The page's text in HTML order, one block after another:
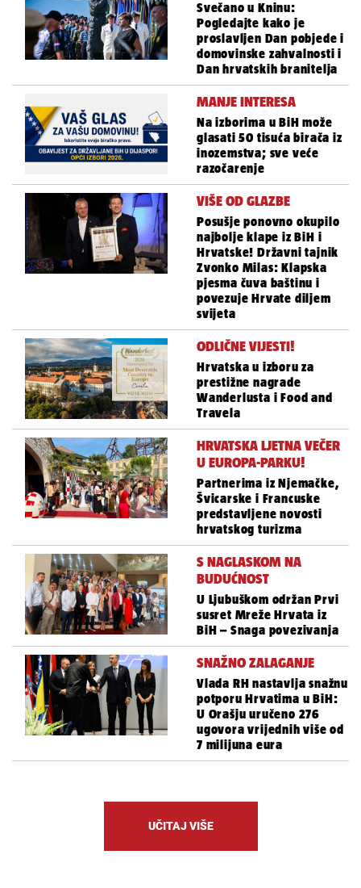
Svečano u Kninu:
Pogledajte kako je
proslavljen Dan pobjede i
domovinske zahvalnosti i
Dan hrvatskih branitelja
MANJE INTERESA
Na izborima u BiH može
glasati 50 tisuća birača iz
inozemstva; sve veće
razočarenje
VIŠE OD GLAZBE
Posušje ponovno okupilo
najbolje klape iz BiH i
Hrvatske! Državni tajnik
Zvonko Milas: Klapska
pjesma čuva baštinu i
povezuje Hrvate diljem
svijeta
ODLIČNE VIJESTI!
Hrvatska u izboru za
prestižne nagrade
Wanderlusta i Food and
Travela
HRVATSKA LJETNA VEČER
U EUROPA-PARKU!
Partnerima iz Njemačke,
Švicarske i Francuske
predstavljene novosti
hrvatskog turizma
S NAGLASKOM NA
BUDUĆNOST
U Ljubuškom održan Prvi
susret Mreže Hrvata iz
BiH – Snaga povezivanja
SNAŽNO ZALAGANJE
Vlada RH nastavlja snažnu
potporu Hrvatima u BiH:
U Orašju uručeno 276
ugovora vrijednih više od
7 milijuna eura
UČITAJ VIŠE